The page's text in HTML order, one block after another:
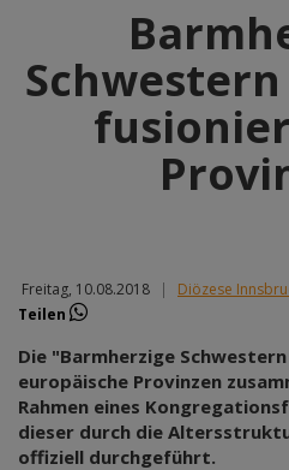
Freitag, 10.08.2018 | Diözese
Teilen
Die "Barmherzige
europäische Provinzen
Rahmen eines
dieser durch die
offiziell durchgeführt.